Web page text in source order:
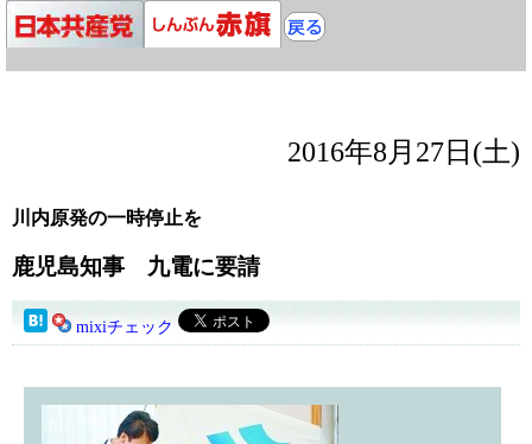
2016年8月27日(土)
川内原発の一時停止を
鹿児島知事 九電に要請
mixiチェック